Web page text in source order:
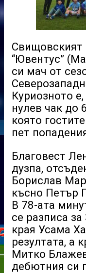
Свищовският
“Ювентус”
си мач от
Куриозното
нулев чак до
която
пет
Благовест
дузпа,
Борислав
късно Петър
В 78-ата
се разписа
края Усама
резултата, а
Митко
дебютния си